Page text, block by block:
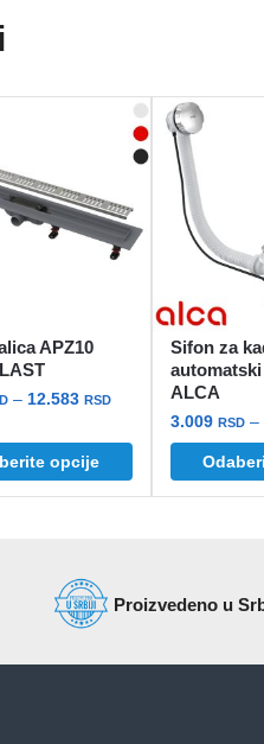
APZ10
– 12.583 RSDRaspon
9.514 rsd
do
opcije
Sifon za
ALCA
3.009 RSD –
Ovaj
proizvod
Opcije
biti
Proizvedeno u